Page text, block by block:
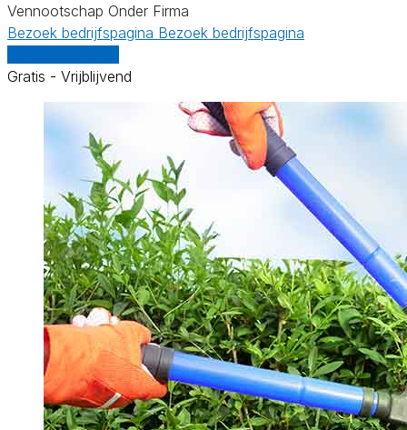
Vennootschap Onder Firma
Bezoek bedrijfspagina Bezoek bedrijfspagina
Gratis - Vrijblijvend